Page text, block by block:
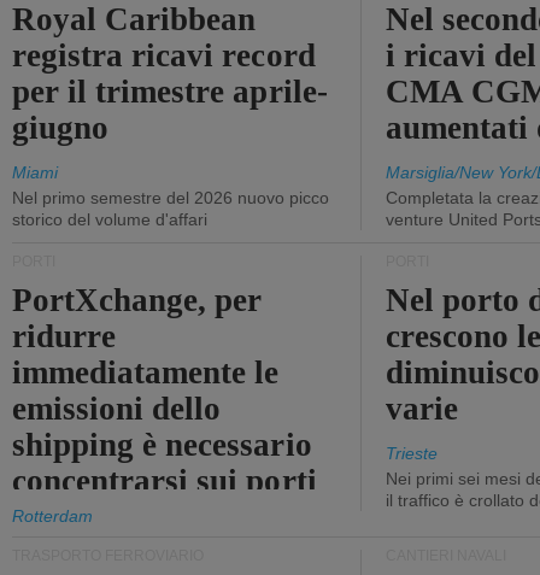
Royal Caribbean
registra ricavi record
per il trimestre aprile-
giugno
Miami
Nel primo semestre del 2026 nuovo picco
storico del volume d'affari
Nel
i ricavi
CMA
aumentati
Marsiglia/New
Completata la
venture United
PortXchange, per
ridurre
immediatamente le
emissioni dello
shipping è necessario
concentrarsi sui porti
Rotterdam
Nel porto
crescono
varie
Trieste
Nei primi sei mesi
il traffico è crollato